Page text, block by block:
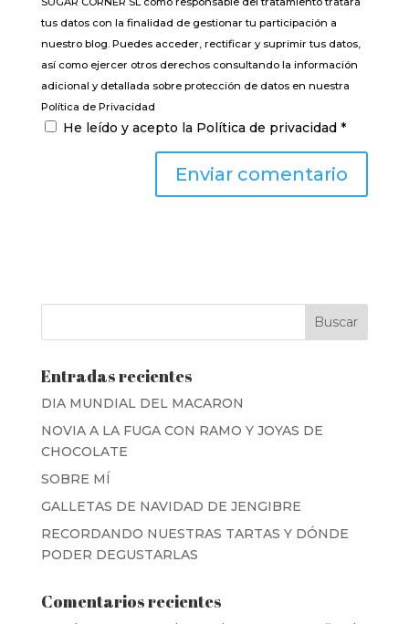
tus datos con la finalidad de gestionar tu participación a
nuestro blog. Puedes acceder, rectificar y suprimir tus datos,
así como ejercer otros derechos consultando la información
adicional y detallada sobre protección de datos en nuestra
Política de Privacidad
He leído y acepto la Política de privacidad *
Entradas recientes
DIA MUNDIAL DEL MACARON
NOVIA A LA FUGA CON RAMO Y JOYAS DE
CHOCOLATE
SOBRE MÍ
GALLETAS DE NAVIDAD DE JENGIBRE
RECORDANDO NUESTRAS TARTAS Y DÓNDE
PODER DEGUSTARLAS
Comentarios recientes